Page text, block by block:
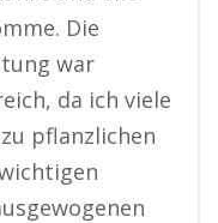
Die
war
da ich viele
pflanzlichen